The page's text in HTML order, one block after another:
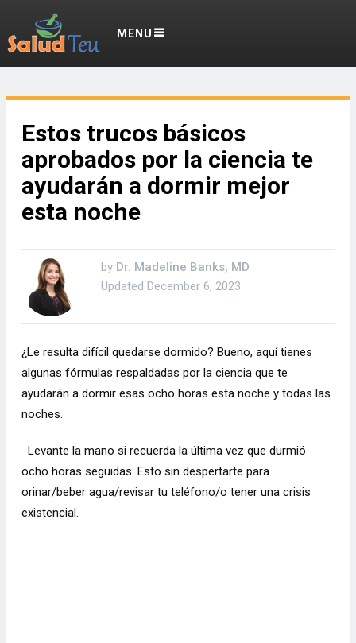
MENU
Estos trucos básicos
aprobados por la ciencia te
ayudarán a dormir mejor
esta noche
by Dr. Madeline Banks, MD
Updated December 6, 2023
¿Le resulta difícil quedarse dormido? Bueno, aquí tienes
algunas fórmulas respaldadas por la ciencia que te
ayudarán a dormir esas ocho horas esta noche y todas las
noches.
Levante la mano si recuerda la última vez que durmió
ocho horas seguidas. Esto sin despertarte para
orinar/beber agua/revisar tu teléfono/o tener una crisis
existencial.